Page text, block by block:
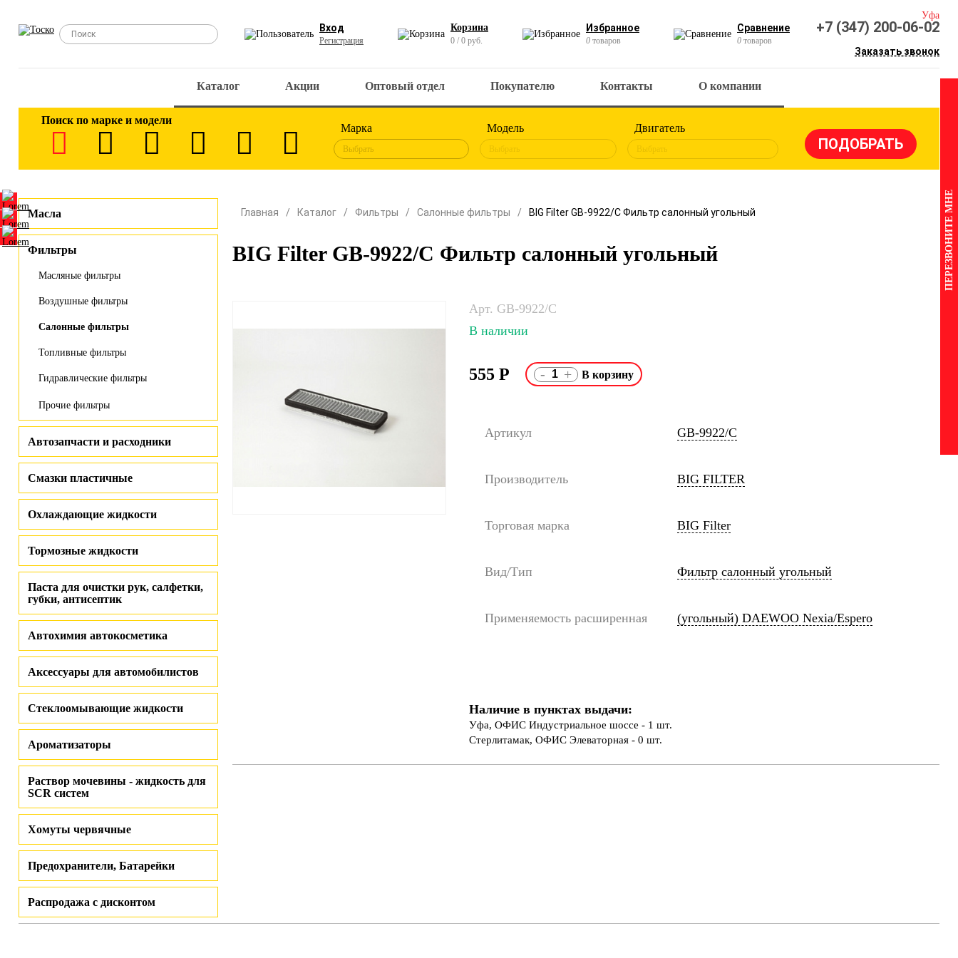
Вход
Регистрация
Корзина
0 / 0 руб.
Избранное
0 товаров
Сравнение
0 товаров
Уфа
+7 (347) 200-06-02
Заказать звонок
Каталог Акции Оптовый отдел Покупателю Контакты О компании
Поиск по марке и модели
Марка
Выбрать
Модель
Выбрать
Двигатель
Выбрать
Масла
Фильтры
Масляные фильтры
Воздушные фильтры
Салонные фильтры
Топливные фильтры
Гидравлические фильтры
Прочие фильтры
Автозапчасти и расходники
Смазки пластичные
Охлаждающие жидкости
Тормозные жидкости
Паста для очистки рук, салфетки,
губки, антисептик
Автохимия автокосметика
Аксессуары для автомобилистов
Стеклоомывающие жидкости
Ароматизаторы
Раствор мочевины - жидкость для
SCR систем
Хомуты червячные
Предохранители, Батарейки
Распродажа с дисконтом
Главная Каталог Фильтры Салонные фильтры BIG Filter GB-9922/C Фильтр салонный угольный
BIG Filter GB-9922/C Фильтр салонный угольный
Арт. GB-9922/C
В наличии
555 Р - +
Артикул GB-9922/C
Производитель BIG FILTER
Торговая марка BIG Filter
Вид/Тип Фильтр салонный угольный
Применяемость расширенная (угольный) DAEWOO Nexia/Espero
Наличие в пунктах выдачи:
Уфа, ОФИС Индустриальное шоссе - 1 шт.
Стерлитамак, ОФИС Элеваторная - 0 шт.
ПЕРЕЗВОНИТЕ МНЕ